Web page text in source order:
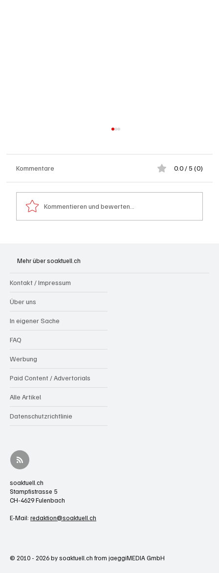
Kommentare 0.0 / 5 (0)
Kommentieren und bewerten...
Mehr über soaktuell.ch
Kontakt / Impressum
Über uns
In eigener Sache
FAQ
Werbung
Paid Content / Advertorials
Alle Artikel
Datenschutzrichtlinie
soaktuell.ch
Stampfistrasse 5
CH-4629 Fulenbach
E-Mail: redaktion@soaktuell.ch
© 2010 - 2026 by soaktuell.ch from jaeggiMEDIA GmbH